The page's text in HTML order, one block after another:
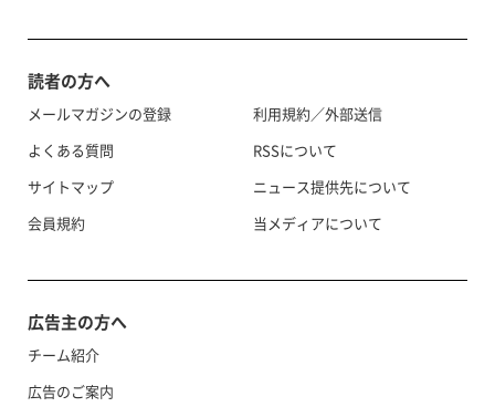
読者の方へ
メールマガジンの登録
よくある質問
サイトマップ
会員規約
利用規約／外部送信
RSSについて
ニュース提供先について
当メディアについて
広告主の方へ
チーム紹介
広告のご案内